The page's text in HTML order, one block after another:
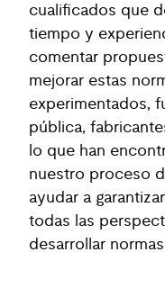
cualificados que
tiempo y
comentar
mejorar estas
experimentados,
pública,
lo que han
nuestro proceso
ayudar a
todas las
desarrollar